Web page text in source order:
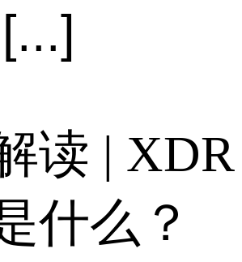
读 | XDR
什么？